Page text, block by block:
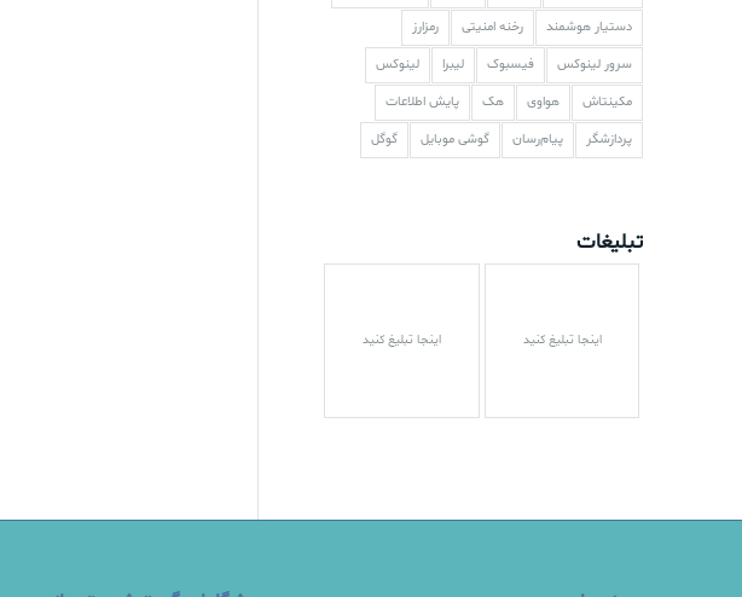
دستیار هوشمند رخنه امنیتی رمزارز
سرور لینوکس فیسبوک لیبرا لینوکس
مکینتاش هواوی هک پایش اطلاعات
پردازشگر پیام‌رسان گوشی موبایل گوگل
تبلیغات
اینجا تبلیغ کنید اینجا تبلیغ کنید